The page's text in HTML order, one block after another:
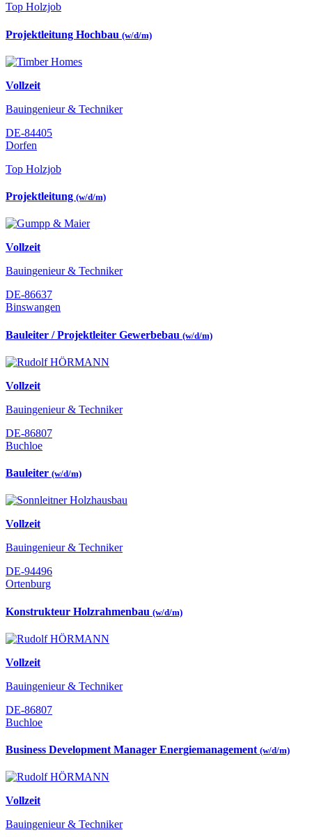
Top Holzjob
Projektleitung Hochbau (w/d/m)
Vollzeit
Bauingenieur & Techniker
DE-84405
Dorfen
Top Holzjob
Projektleitung (w/d/m)
Vollzeit
Bauingenieur & Techniker
DE-86637
Binswangen
Bauleiter / Projektleiter Gewerbebau (w/d/m)
Vollzeit
Bauingenieur & Techniker
DE-86807
Buchloe
Bauleiter (w/d/m)
Vollzeit
Bauingenieur & Techniker
DE-94496
Ortenburg
Konstrukteur Holzrahmenbau (w/d/m)
Vollzeit
Bauingenieur & Techniker
DE-86807
Buchloe
Business Development Manager Energiemanagement (w/d/m)
Vollzeit
Bauingenieur & Techniker